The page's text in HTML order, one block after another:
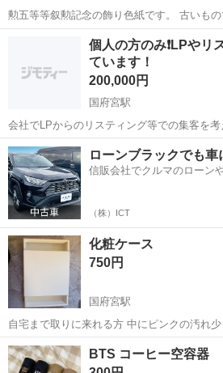
勲五等等叙勲記念の飾り色紙です。 古いも
44,5cm、横：41,5cm 幅：3,5cm 【希望取引場所】稲沢市 【希望取引
日時】10時〜16時 よろしくおねがいします。
国府宮駅 その他
個人の方のみ❗️LPやリ
ています！
200,000円
国府宮駅
会社でLPからのリスティング等での集客を考
単価も合わず、個人事業主やフリーランスの
連絡下さい❗️ 相談に乗って下さい❗️ 宜しくお願
愛知 稲沢市 国府宮駅 その他
ローンブラックでも車
信販会社でクルマのローン
（株）ICT
化粧ケース
750円
国府宮駅
自宅まで取りに来れる方 中にピンクの汚れ
愛知 稲沢市 その他
BTS コーヒー空容器